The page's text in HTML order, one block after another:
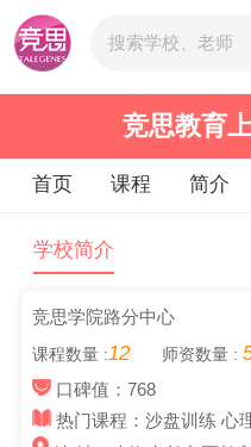
竞思教育
首页 课程 简介
学校简介
竞思学院路分中心
课程数量 :12 师资数量 :
口碑值：768
热门课程：沙盘训练 心